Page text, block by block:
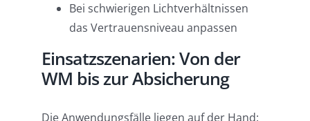
Bei schwierigen Lichtverhältnissen
das Vertrauensniveau anpassen
Einsatzszenarien: Von der
WM bis zur Absicherung
Die Anwendungsfälle liegen auf der Hand: